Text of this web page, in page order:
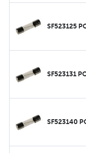
SF523125
SF523131
SF523140